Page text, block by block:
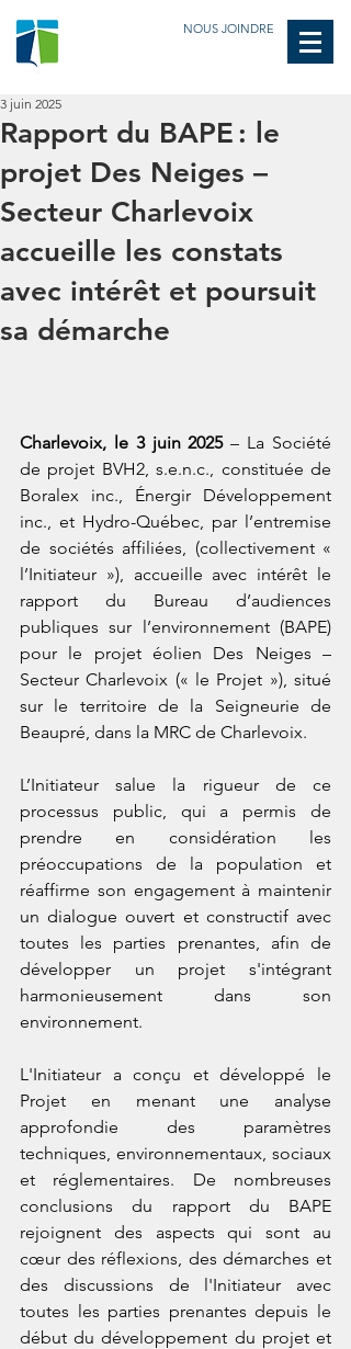
NOUS JOINDRE
Rapport du BAPE : le
projet Des Neiges –
Secteur Charlevoix
accueille les constats
avec intérêt et poursuit
sa démarche
3 juin 2025
Charlevoix, le 3 juin 2025 – La Société
de projet BVH2, s.e.n.c., constituée de
Boralex inc., Énergir Développement
inc., et Hydro-Québec, par l’entremise
de sociétés affiliées, (collectivement «
l’Initiateur »), accueille avec intérêt le
rapport du Bureau d’audiences
publiques sur l’environnement (BAPE)
pour le projet éolien Des Neiges –
Secteur Charlevoix (« le Projet »), situé
sur le territoire de la Seigneurie de
Beaupré, dans la MRC de Charlevoix.
L’Initiateur salue la rigueur de ce
processus public, qui a permis de
prendre en considération les
préoccupations de la population et
réaffirme son engagement à maintenir
un dialogue ouvert et constructif avec
toutes les parties prenantes, afin de
développer un projet s'intégrant
harmonieusement dans son
environnement.
L'Initiateur a conçu et développé le
Projet en menant une analyse
approfondie des paramètres
techniques, environnementaux, sociaux
et réglementaires. De nombreuses
conclusions du rapport du BAPE
rejoignent des aspects qui sont au
cœur des réflexions, des démarches et
des discussions de l'Initiateur avec
toutes les parties prenantes depuis le
début du développement du projet et